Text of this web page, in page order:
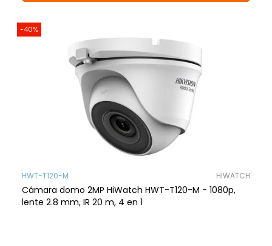
-40%
HWT-T120-M HIWATCH
Cámara domo 2MP HiWatch HWT-T120-M - 1080p,
lente 2.8 mm, IR 20 m, 4 en 1